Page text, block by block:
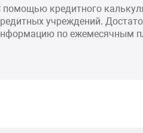
помощью кредитного
учреждений.
по ежемесячным